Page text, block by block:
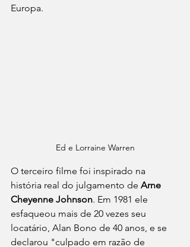
Europa.
Ed e Lorraine Warren
O terceiro filme foi inspirado na
história real do julgamento de Arne
Cheyenne Johnson. Em 1981 ele
esfaqueou mais de 20 vezes seu
locatário, Alan Bono de 40 anos, e se
declarou "culpado em razão de